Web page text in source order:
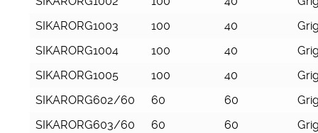
SIKARORG1003
100 40
SIKARORG1004
100 40
SIKARORG1005
100 40
SIKARORG602/60
60 60
SIKARORG603/60
60 60